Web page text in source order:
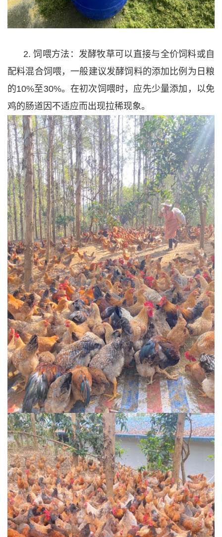
2. 饲喂方法：发酵牧草可以直接与全价饲料或自
配料混合饲喂，一般建议发酵饲料的添加比例为日粮
的10%至30%。在初次饲喂时，应先少量添加，以免
鸡的肠道因不适应而出现拉稀现象。